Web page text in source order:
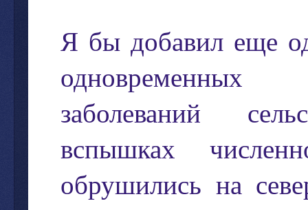
Я бы добавил еще
одновременных
заболеваний
вспышках
обрушились на